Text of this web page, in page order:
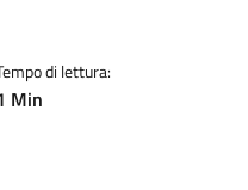
di lettura:
Min